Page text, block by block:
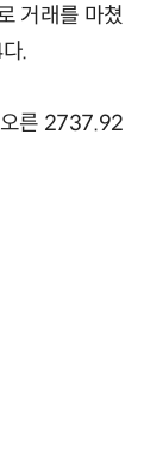
거래를 마쳤
.
른 2737.92